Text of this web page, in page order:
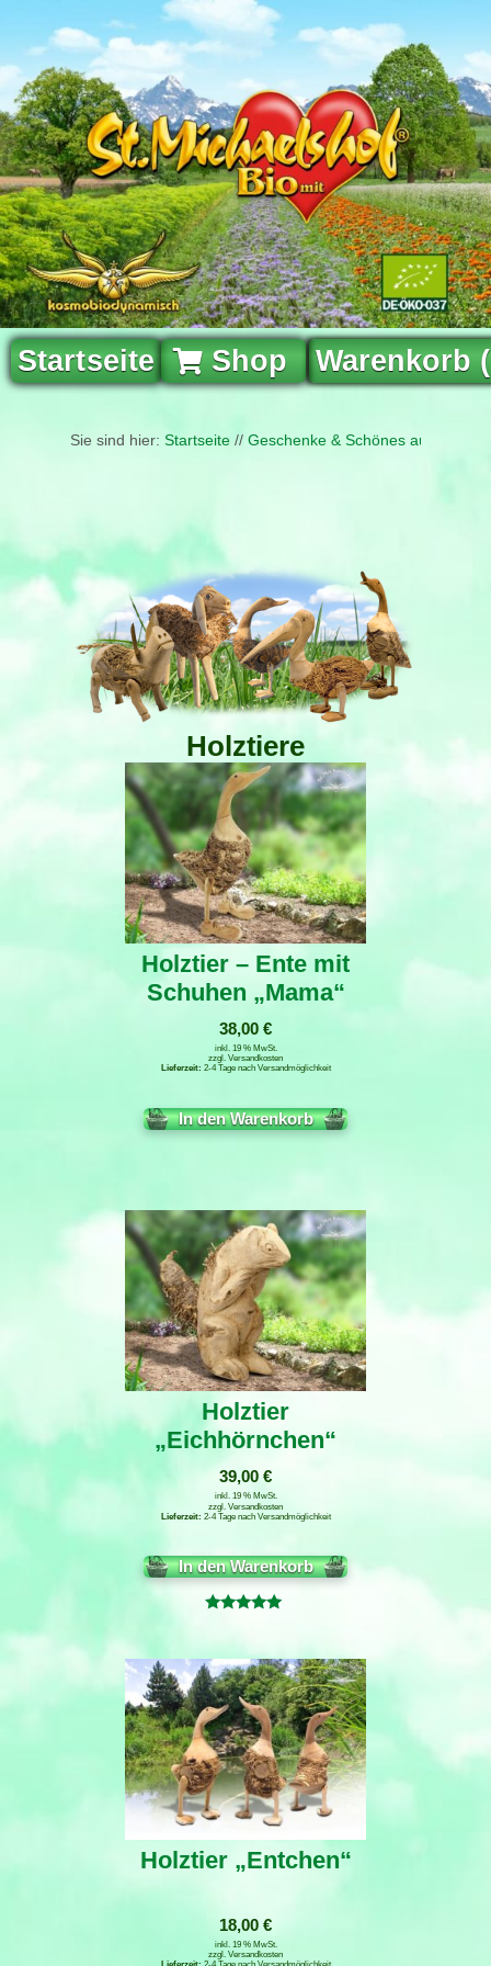
Startseite Shop Warenkorb
Sie sind hier: Startseite // Geschenke & Schönes aus
Holztiere
Holztier – Ente mit
Schuhen „Mama“
38,00 €
inkl. 19 % MwSt.
zzgl. Versandkosten
2-4 Tage nach Versandmöglichkeit
In den Warenkorb
Holztier
„Eichhörnchen“
von 5
39,00 €
inkl. 19 % MwSt.
zzgl. Versandkosten
2-4 Tage nach Versandmöglichkeit
In den Warenkorb
Holztier „Entchen“
18,00 €
inkl. 19 % MwSt.
zzgl. Versandkosten